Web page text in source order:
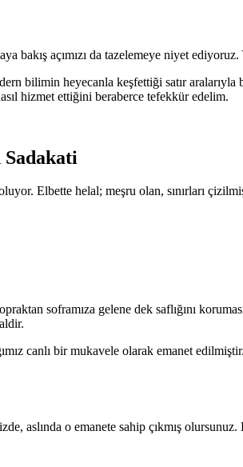
bakış açımızı da tazelemeye niyet
bilimin heyecanla keşfettiği satır
hizmet ettiğini beraberce tefekkür edelim.
Elbette helal; meşru olan, sınırları
soframıza gelene dek saflığını
canlı bir mukavele olarak emanet
aslında o emanete sahip çıkmış